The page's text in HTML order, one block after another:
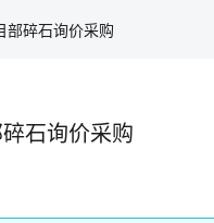
部碎石询价采购
石询价采购